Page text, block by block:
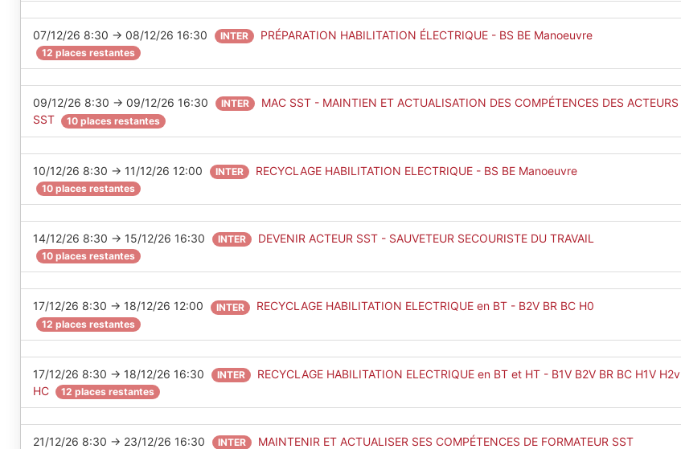
07/12/26 8:30 → 08/12/26 16:30 INTER PRÉPARATION HABILITATION ÉLECTRIQUE - BS BE Manoeuvre
12 places restantes
09/12/26 8:30 → 09/12/26 16:30 INTER
MAC SST - MAINTIEN ET ACTUALISATION DES COMPÉTENCES DES ACTEURS
SST
10 places restantes
10/12/26 8:30 → 11/12/26 12:00 INTER RECYCLAGE HABILITATION ELECTRIQUE - BS BE Manoeuvre
10 places restantes
14/12/26 8:30 → 15/12/26 16:30 INTER DEVENIR ACTEUR SST - SAUVETEUR SECOURISTE DU TRAVAIL
10 places restantes
17/12/26 8:30 → 18/12/26 12:00 INTER RECYCLAGE HABILITATION ELECTRIQUE en BT - B2V BR BC H0
12 places restantes
17/12/26 8:30 → 18/12/26 16:30 INTER
RECYCLAGE HABILITATION ELECTRIQUE en BT et HT - B1V B2V BR BC H1V H2v
HC
12 places restantes
21/12/26 8:30 → 23/12/26 16:30 INTER MAINTENIR ET ACTUALISER SES COMPÉTENCES DE FORMATEUR SST